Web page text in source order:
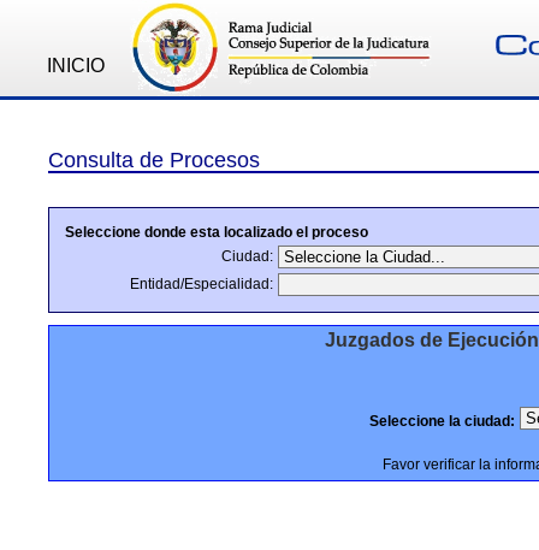
INICIO
Consulta de Procesos
Seleccione donde esta localizado el proceso
Ciudad:
Entidad/Especialidad:
Juzgados de
Seleccione la ciudad:
Favor verificar la